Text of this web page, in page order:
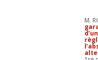
M.